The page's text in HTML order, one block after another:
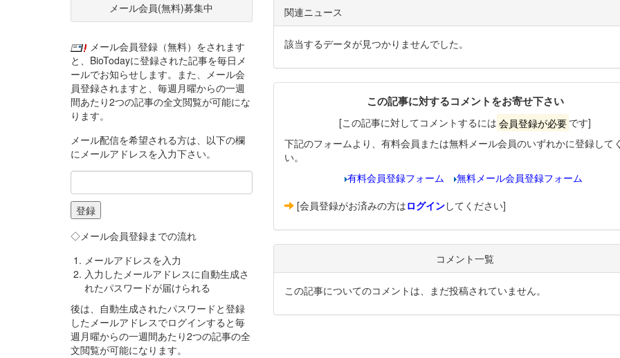
関連ニュース
該当するデータが見つかりませんでした。
この記事に対するコメントをお寄せ下さい
[この記事に対してコメントするには 会員登録が必要 です]
下記のフォームより、有料会員または無料メール会員のいずれかに登録して
い。
有料会員登録フォーム
無料メール会員登録フォーム
[会員登録がお済みの方はログインしてください]
コメント一覧
この記事についてのコメントは、まだ投稿されていません。
メール会員(無料)募集中
メール会員登録（無料）をされます
と、BioTodayに登録された記事を毎日メ
ールでお知らせします。また、メール会
員登録されますと、毎週月曜からの一週
間あたり2つの記事の全文閲覧が可能にな
ります。
メール配信を希望される方は、以下の欄
にメールアドレスを入力下さい。
◇メール会員登録までの流れ
メールアドレスを入力
入力したメールアドレスに自動生成さ
れたパスワードが届けられる
後は、自動生成されたパスワードと登録
したメールアドレスでログインすると毎
週月曜からの一週間あたり2つの記事の全
文閲覧が可能になります。